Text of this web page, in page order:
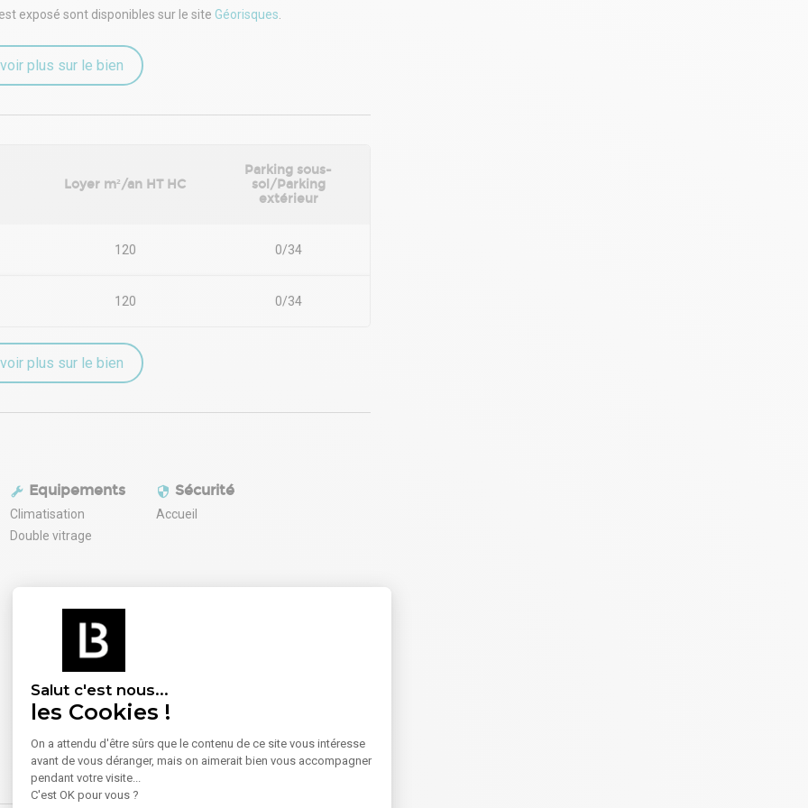
Salut c'est nous...
les Cookies !
On a attendu d'être sûrs que le contenu de ce site vous intéresse
avant de vous déranger, mais on aimerait bien vous accompagner
pendant votre visite...
C'est OK pour vous ?
pour votre entreprise
travail agréable et performant
de Montpellier.
exposé sont disponibles sur le site Géorisques
plus sur le bien
Loyer m²/an HT HC
Parking sous-
sol/Parking
extérieur
120 0/34
120 0/34
plus sur le bien
Equipements
Climatisation
Double vitrage
Sécurité
Accueil